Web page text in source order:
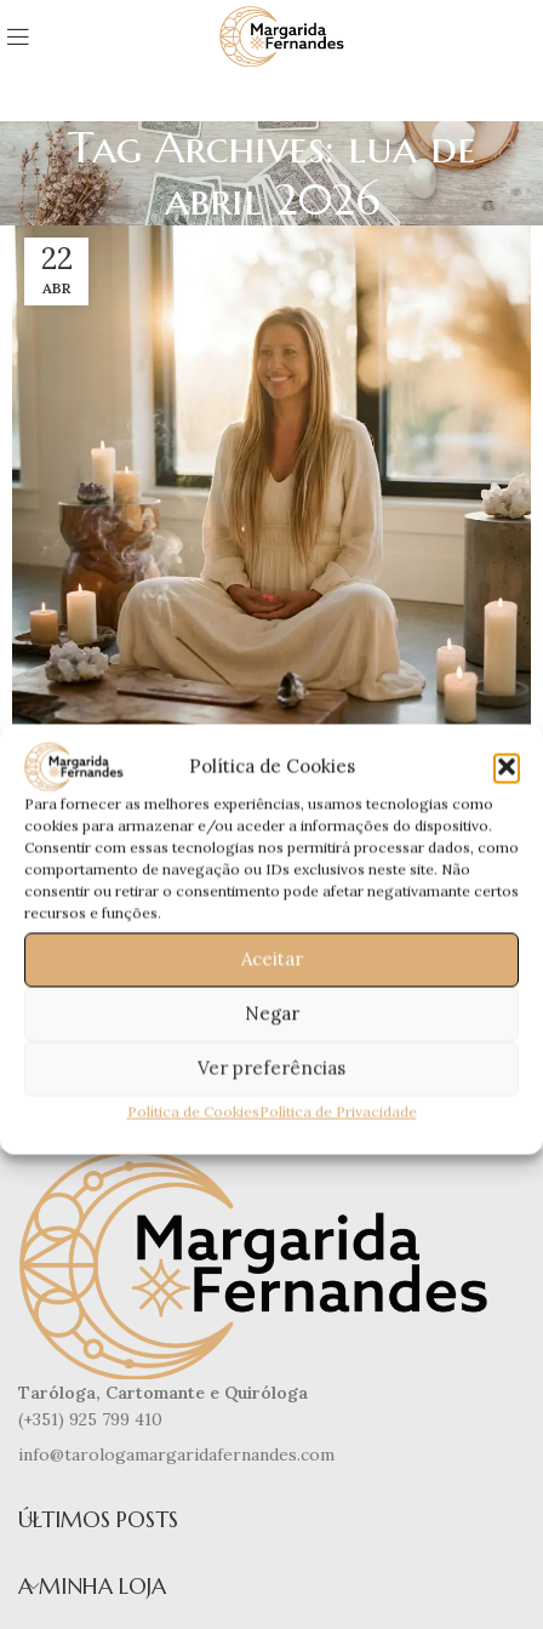
Política de Cookies
Para fornecer as melhores experiências, usamos tecnologias como
cookies para armazenar e/ou aceder a informações do dispositivo.
Consentir com essas tecnologias nos permitirá processar dados, como
comportamento de navegação ou IDs exclusivos neste site. Não
consentir ou retirar o consentimento pode afetar negativamante certos
recursos e funções.
Aceitar
Negar
Ver preferências
Política de CookiesPolítica de Privacidade
Tag Archives: lua de
abril 2026
22
ABR
BLOG
Lua Crescente de 24 de Abril de 2026 em
Leão — Ritual de Sustentação, Firmeza
Interior e Proteção dos Caminhos
Magui 0
Lua Crescente de 24 de Abril de 2026 em Leão — Ritual de
Sustentação, Firmeza Interior e Proteção dos Caminhos que
se Começaram a Abrir...
CONTINUA A LER
Taróloga, Cartomante e Quiróloga
(+351) 925 799 410
info@tarologamargaridafernandes.com
ÚLTIMOS POSTS
A MINHA LOJA